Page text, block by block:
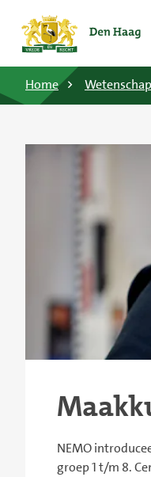
Home
NEMO
groep 1 t/m 8.